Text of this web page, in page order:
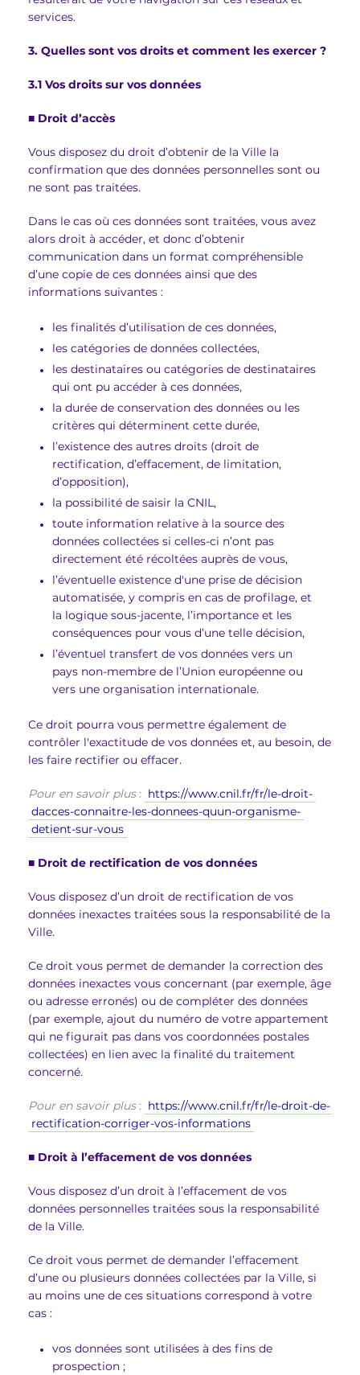
services.
3. Quelles sont vos droits et comment les exercer ?
3.1 Vos droits sur vos données
■ Droit d’accès
Vous disposez du droit d’obtenir de la Ville la
confirmation que des données personnelles sont ou
ne sont pas traitées.
Dans le cas où ces données sont traitées, vous avez
alors droit à accéder, et donc d’obtenir
communication dans un format compréhensible
d’une copie de ces données ainsi que des
informations suivantes :
les finalités d’utilisation de ces données,
les catégories de données collectées,
les destinataires ou catégories de destinataires
qui ont pu accéder à ces données,
la durée de conservation des données ou les
critères qui déterminent cette durée,
l’existence des autres droits (droit de
rectification, d’effacement, de limitation,
d’opposition),
la possibilité de saisir la CNIL,
toute information relative à la source des
données collectées si celles-ci n’ont pas
directement été récoltées auprès de vous,
l’éventuelle existence d'une prise de décision
automatisée, y compris en cas de profilage, et
la logique sous-jacente, l’importance et les
conséquences pour vous d’une telle décision,
l’éventuel transfert de vos données vers un
pays non-membre de l’Union européenne ou
vers une organisation internationale.
Ce droit pourra vous permettre également de
contrôler l'exactitude de vos données et, au besoin, de
les faire rectifier ou effacer.
Pour en savoir plus: https://www.cnil.fr/fr/le-droit-
dacces-connaitre-les-donnees-quun-organisme-
detient-sur-vous
■ Droit de rectification de vos données
Vous disposez d’un droit de rectification de vos
données inexactes traitées sous la responsabilité de la
Ville.
Ce droit vous permet de demander la correction des
données inexactes vous concernant (par exemple, âge
ou adresse erronés) ou de compléter des données
(par exemple, ajout du numéro de votre appartement
qui ne figurait pas dans vos coordonnées postales
collectées) en lien avec la finalité du traitement
concerné.
Pour en savoir plus: https://www.cnil.fr/fr/le-droit-de-
rectification-corriger-vos-informations
■ Droit à l’effacement de vos données
Vous disposez d’un droit à l’effacement de vos
données personnelles traitées sous la responsabilité
de la Ville.
Ce droit vous permet de demander l’effacement
d’une ou plusieurs données collectées par la Ville, si
au moins une de ces situations correspond à votre
cas :
vos données sont utilisées à des fins de
prospection ;